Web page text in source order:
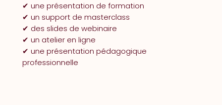
✔︎ une présentation de formation
✔︎ un support de masterclass
✔︎ des slides de webinaire
✔︎ un atelier en ligne
✔︎ une présentation pédagogique
professionnelle